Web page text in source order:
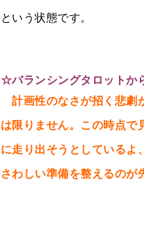
という状態です。
☆バランシングタロットか
計画性のなさが招く悲劇
は限りません。この時点で
に走り出そうとしているよ
さわしい準備を整えるのが